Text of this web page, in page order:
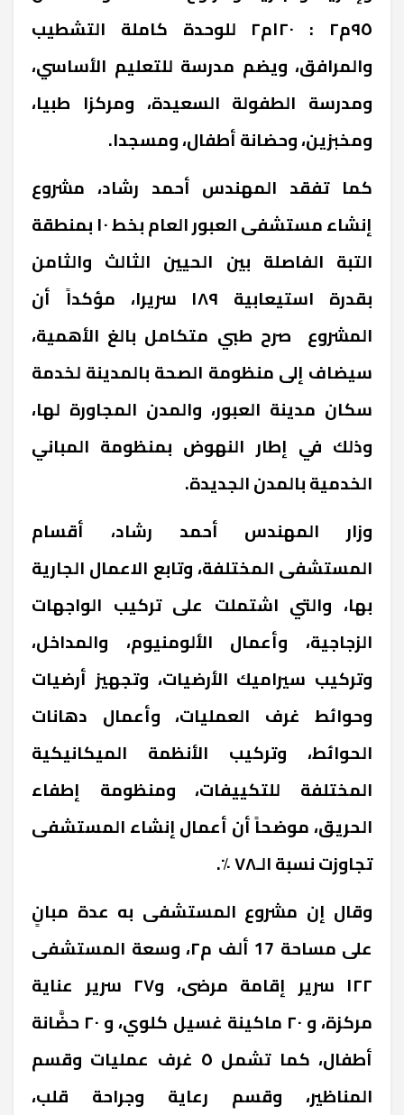
٩٥م٢ : ١٢٠م٢ للوحدة كاملة التشطيب
والمرافق، ويضم مدرسة للتعليم الأساسي،
ومدرسة الطفولة السعيدة، ومركزا طبيا،
ومخبزين، وحضانة أطفال، ومسجدا.
كما تفقد المهندس أحمد رشاد، مشروع
إنشاء مستشفى العبور العام بخط ١٠ بمنطقة
التبة الفاصلة بين الحيين الثالث والثامن
بقدرة استيعابية ١٨٩ سريرا، مؤكداً أن
المشروع صرح طبي متكامل بالغ الأهمية،
سيضاف إلى منظومة الصحة بالمدينة لخدمة
سكان مدينة العبور، والمدن المجاورة لها،
وذلك في إطار النهوض بمنظومة المباني
الخدمية بالمدن الجديدة.
وزار المهندس أحمد رشاد، أقسام
المستشفى المختلفة، وتابع الاعمال الجارية
بها، والتي اشتملت على تركيب الواجهات
الزجاجية، وأعمال الألومنيوم، والمداخل،
وتركيب سيراميك الأرضيات، وتجهيز أرضيات
وحوائط غرف العمليات، وأعمال دهانات
الحوائط، وتركيب الأنظمة الميكانيكية
المختلفة للتكييفات، ومنظومة إطفاء
الحريق، موضحاً أن أعمال إنشاء المستشفى
تجاوزت نسبة الـ٧٨ ٪.
وقال إن مشروع المستشفى به عدة مبانٍ
على مساحة 17 ألف م٢، وسعة المستشفى
١٢٢ سرير إقامة مرضى، و٢٧ سرير عناية
مركزة، و ٢٠ ماكينة غسيل كلوي، و ٢٠ حضَّانة
أطفال، كما تشمل ٥ غرف عمليات وقسم
المناظير، وقسم رعاية وجراحة قلب،